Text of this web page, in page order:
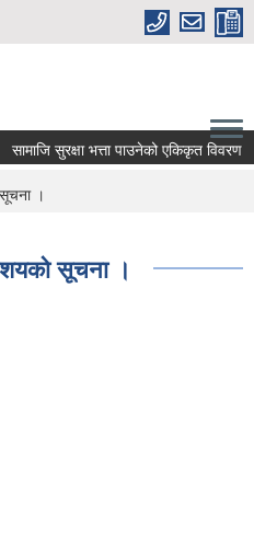
सामाजि सुरक्षा भत्ता पाउनेको एकिकृत विवरण
।
सूचना ।